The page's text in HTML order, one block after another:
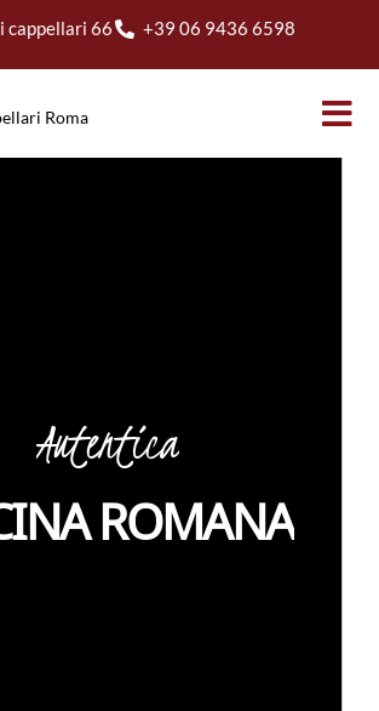
cappellari 66 +39 06 9436 6598
Autentica
ROMANA